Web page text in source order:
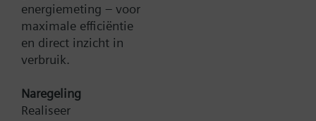
Documenten
energiemeting – voor
maximale efficiëntie
en direct inzicht in
verbruik.
Naregeling
Realiseer
Contact